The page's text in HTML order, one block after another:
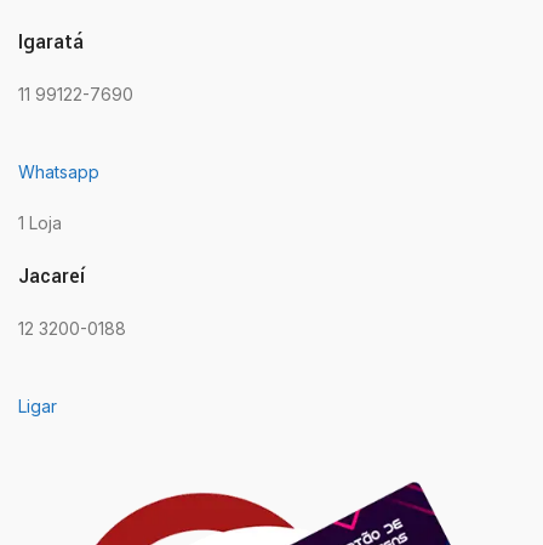
Igaratá
11 99122-7690
Whatsapp
1 Loja
Jacareí
12 3200-0188
Ligar